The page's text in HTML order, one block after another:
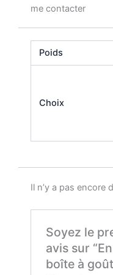
me contacter
Poids
Choix
Il n’y a pas encore
Soyez le
avis sur
boîte à